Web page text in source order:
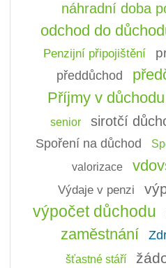
náhradní doba
odchod do
Penzijní připojištění
předdůchod
Příjmy v důchodu
senior sirotčí
Spoření na důchod
valorizace
Výdaje v penzi
výpočet důchodu
zaměstnání
šťastné stáří